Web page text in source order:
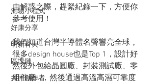
測驗小程式
好康分享
明新科大
區塊鏈
共同創作者
由解惑之際，趕緊紀錄一下，方便你
參考使用！
我們知道台灣半導體名聲響亮全球，
很多design house也是Top 1，設計好
然後外包給晶圓廠、封裝測試廠、零
組件廠...，然後通過高溫高濕可靠度